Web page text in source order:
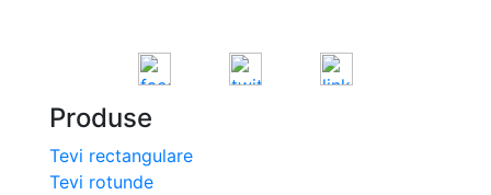
Produse
Tevi rectangulare
Tevi rotunde